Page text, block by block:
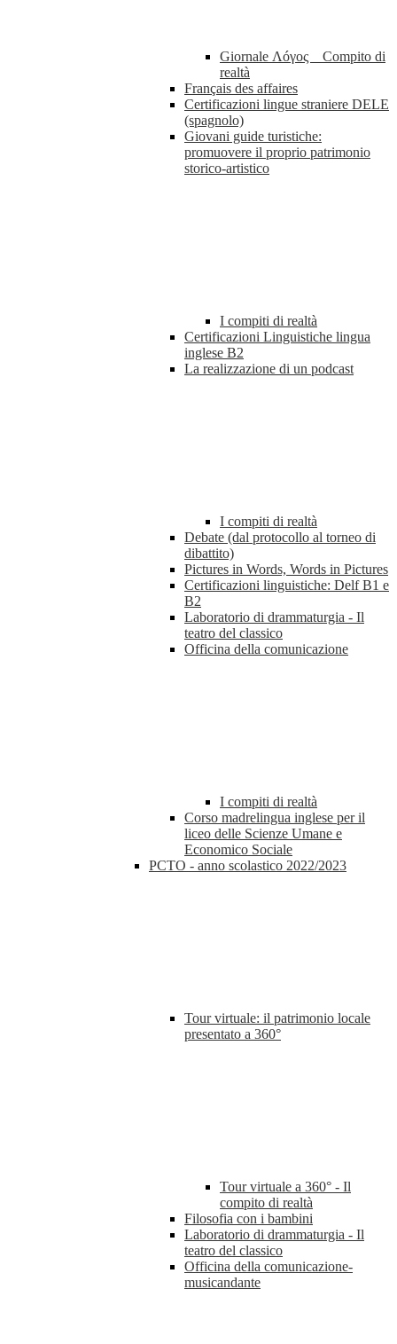
Giornale Λóγος _ Compito di
realtà
Français des affaires
Certificazioni lingue straniere DELE
(spagnolo)
Giovani guide turistiche:
promuovere il proprio patrimonio
storico-artistico
I compiti di realtà
Certificazioni Linguistiche lingua
inglese B2
La realizzazione di un podcast
I compiti di realtà
Debate (dal protocollo al torneo di
dibattito)
Pictures in Words, Words in Pictures
Certificazioni linguistiche: Delf B1 e
B2
Laboratorio di drammaturgia - Il
teatro del classico
Officina della comunicazione
I compiti di realtà
Corso madrelingua inglese per il
liceo delle Scienze Umane e
Economico Sociale
PCTO - anno scolastico 2022/2023
Tour virtuale: il patrimonio locale
presentato a 360°
Tour virtuale a 360° - Il
compito di realtà
Filosofia con i bambini
Laboratorio di drammaturgia - Il
teatro del classico
Officina della comunicazione-
musicandante